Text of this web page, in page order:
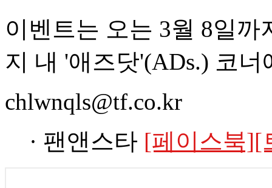
이벤트는 오는 3월 8일
지 내 '애즈닷'(ADs.) 코
chlwnqls@tf.co.kr
· 팬앤스타 [페이스북][